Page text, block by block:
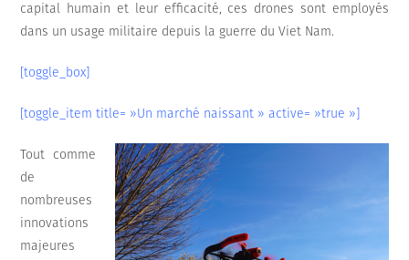
capital humain et leur efficacité, ces drones sont employés
dans un usage militaire depuis la guerre du Viet Nam.
[toggle_box]
[toggle_item title= »Un marché naissant » active= »true »]
Tout comme
de
nombreuses
innovations
majeures